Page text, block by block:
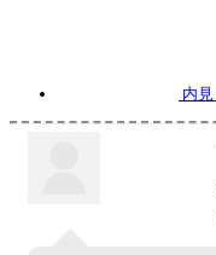
内見